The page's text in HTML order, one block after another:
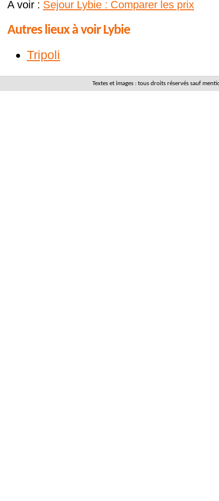
A voir : Sejour Lybie : Comparer les prix
Autres lieux à voir Lybie
Tripoli
Textes et images : tous droits réservés sauf